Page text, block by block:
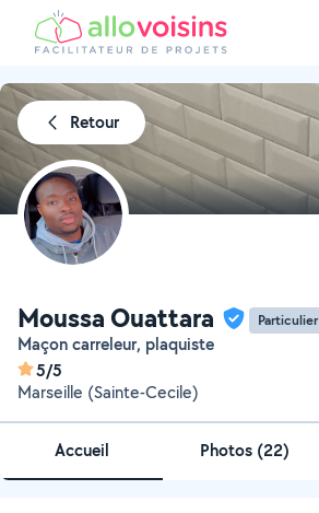
Retour
Moussa Ouattara Particulier
Maçon carreleur, plaquiste
5/5
Marseille (Sainte-Cecile)
Accueil Photos (22)